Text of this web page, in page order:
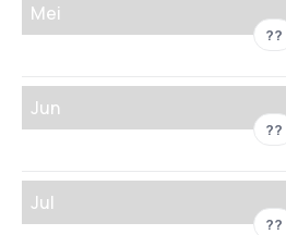
Mei
??
Jun
??
Jul
??